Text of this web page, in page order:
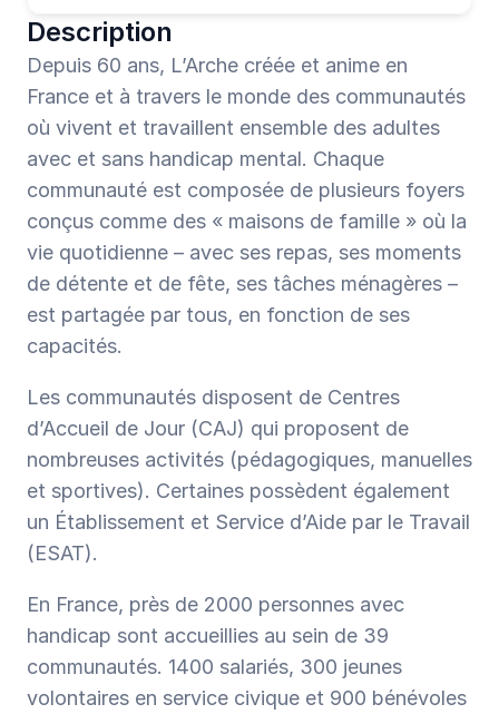
Description
Depuis 60 ans, L’Arche créée et anime en
France et à travers le monde des communautés
où vivent et travaillent ensemble des adultes
avec et sans handicap mental. Chaque
communauté est composée de plusieurs foyers
conçus comme des « maisons de famille » où la
vie quotidienne – avec ses repas, ses moments
de détente et de fête, ses tâches ménagères –
est partagée par tous, en fonction de ses
capacités.
Les communautés disposent de Centres
d’Accueil de Jour (CAJ) qui proposent de
nombreuses activités (pédagogiques, manuelles
et sportives). Certaines possèdent également
un Établissement et Service d’Aide par le Travail
(ESAT).
En France, près de 2000 personnes avec
handicap sont accueillies au sein de 39
communautés. 1400 salariés, 300 jeunes
volontaires en service civique et 900 bénévoles